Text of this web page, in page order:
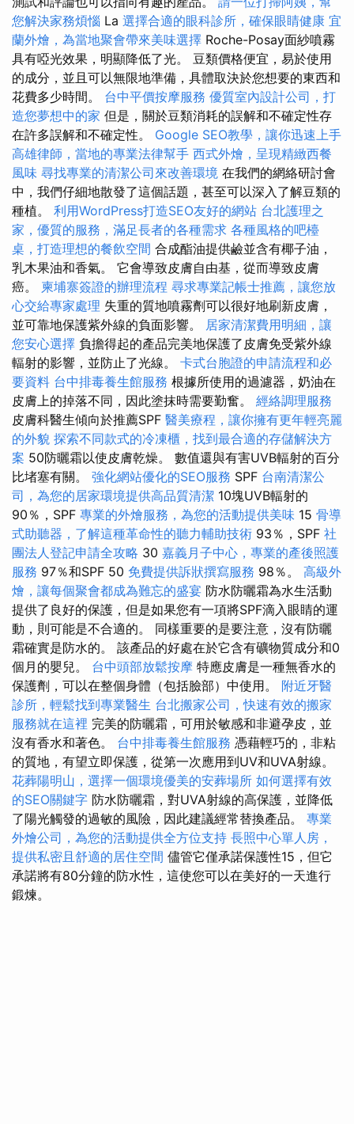
您解決家務煩惱 La 選擇合適的眼科診所，確保眼睛健康 宜
蘭外燴，為當地聚會帶來美味選擇 Roche-Posay面紗噴霧
具有啞光效果，明顯降低了光。 豆類價格便宜，易於使用
的成分，並且可以無限地準備，具體取決於您想要的東西和
花費多少時間。 台中平價按摩服務 優質室內設計公司，打
造您夢想中的家 但是，關於豆類消耗的誤解和不確定性存
在許多誤解和不確定性。 Google SEO教學，讓你迅速上手
高雄律師，當地的專業法律幫手 西式外燴，呈現精緻西餐
風味 尋找專業的清潔公司來改善環境 在我們的網絡研討會
中，我們仔細地散發了這個話題，甚至可以深入了解豆類的
種植。 利用WordPress打造SEO友好的網站 台北護理之
家，優質的服務，滿足長者的各種需求 各種風格的吧檯
桌，打造理想的餐飲空間 合成酯油提供鹼並含有椰子油，
乳木果油和香氣。 它會導致皮膚自由基，從而導致皮膚
癌。 柬埔寨簽證的辦理流程 尋求專業記帳士推薦，讓您放
心交給專家處理 失重的質地噴霧劑可以很好地刷新皮膚，
並可靠地保護紫外線的負面影響。 居家清潔費用明細，讓
您安心選擇 負擔得起的產品完美地保護了皮膚免受紫外線
輻射的影響，並防止了光線。 卡式台胞證的申請流程和必
要資料 台中排毒養生館服務 根據所使用的過濾器，奶油在
皮膚上的掉落不同，因此塗抹時需要勤奮。 經絡調理服務
皮膚科醫生傾向於推薦SPF 醫美療程，讓你擁有更年輕亮麗
的外貌 探索不同款式的冷凍櫃，找到最合適的存儲解決方
案 50防曬霜以使皮膚乾燥。 數值還與有害UVB輻射的百分
比堵塞有關。 強化網站優化的SEO服務 SPF 台南清潔公
司，為您的居家環境提供高品質清潔 10塊UVB輻射的
90％，SPF 專業的外燴服務，為您的活動提供美味 15 骨導
式助聽器，了解這種革命性的聽力輔助技術 93％，SPF 社
團法人登記申請全攻略 30 嘉義月子中心，專業的產後照護
服務 97％和SPF 50 免費提供訴狀撰寫服務 98％。 高級外
燴，讓每個聚會都成為難忘的盛宴 防水防曬霜為水生活動
提供了良好的保護，但是如果您有一項將SPF滴入眼睛的運
動，則可能是不合適的。 同樣重要的是要注意，沒有防曬
霜確實是防水的。 該產品的好處在於它含有礦物質成分和0
個月的嬰兒。 台中頭部放鬆按摩 特應皮膚是一種無香水的
保護劑，可以在整個身體（包括臉部）中使用。 附近牙醫
診所，輕鬆找到專業醫生 台北搬家公司，快速有效的搬家
服務就在這裡 完美的防曬霜，可用於敏感和非避孕皮，並
沒有香水和著色。 台中排毒養生館服務 憑藉輕巧的，非粘
的質地，有望立即保護，從第一次應用到UV和UVA射線。
花葬陽明山，選擇一個環境優美的安葬場所 如何選擇有效
的SEO關鍵字 防水防曬霜，對UVA射線的高保護，並降低
了陽光觸發的過敏的風險，因此建議經常替換產品。 專業
外燴公司，為您的活動提供全方位支持 長照中心單人房，
提供私密且舒適的居住空間 儘管它僅承諾保護性15，但它
承諾將有80分鐘的防水性，這使您可以在美好的一天進行
鍛煉。